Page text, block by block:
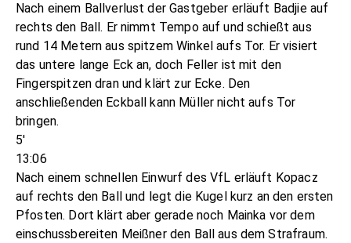
Nach einem Ballverlust der Gastgeber erläuft Badjie auf
rechts den Ball. Er nimmt Tempo auf und schießt aus
rund 14 Metern aus spitzem Winkel aufs Tor. Er visiert
das untere lange Eck an, doch Feller ist mit den
Fingerspitzen dran und klärt zur Ecke. Den
anschließenden Eckball kann Müller nicht aufs Tor
bringen.
5'
13:06
Nach einem schnellen Einwurf des VfL erläuft Kopacz
auf rechts den Ball und legt die Kugel kurz an den ersten
Pfosten. Dort klärt aber gerade noch Mainka vor dem
einschussbereiten Meißner den Ball aus dem Strafraum.